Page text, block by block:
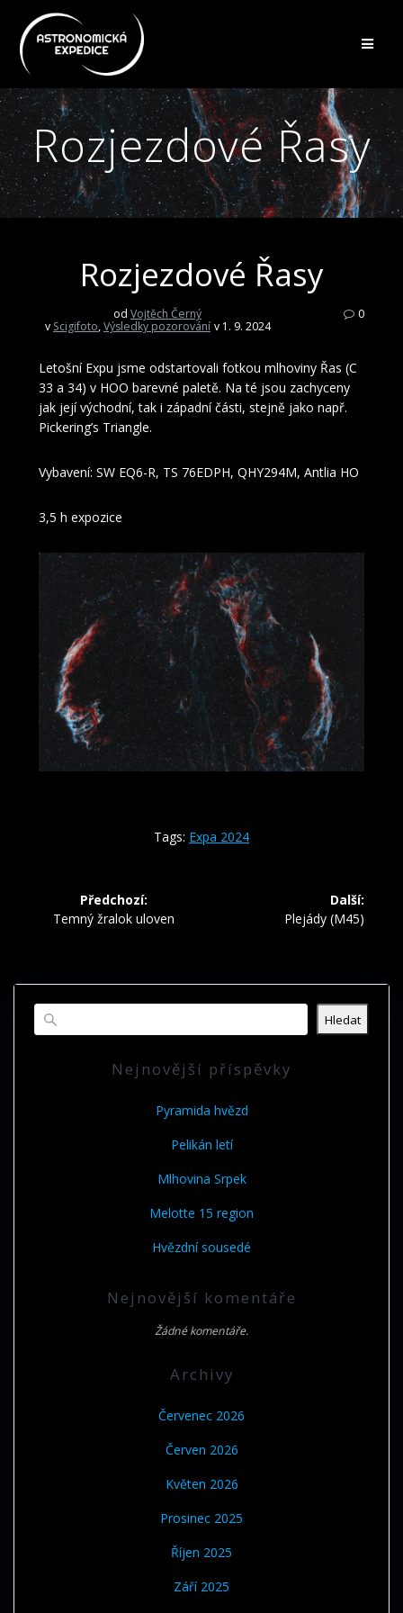
Rozjezdové Řasy
Rozjezdové Řasy
od Vojtěch Černý
v Scigifoto,Výsledky pozorování v 1. 9. 2024
0
Letošní Expu jsme odstartovali fotkou mlhoviny Řas (C
33 a 34) v HOO barevné paletě. Na té jsou zachyceny
jak její východní, tak i západní části, stejně jako např.
Pickering’s Triangle.
Vybavení: SW EQ6-R, TS 76EDPH, QHY294M, Antlia HO
3,5 h expozice
Tags: Expa 2024
Navigace
pro
Předchozí:
Předchozí
Temný žralok uloven
Další:
Další
Plejády (M45)
Hledat
Nejnovější příspěvky
Pyramida hvězd
Pelikán letí
Mlhovina Srpek
Melotte 15 region
Hvězdní sousedé
Nejnovější komentáře
Žádné komentáře.
Archivy
Červenec 2026
Červen 2026
Květen 2026
Prosinec 2025
Říjen 2025
Září 2025